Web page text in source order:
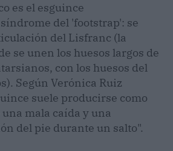
es el esguince
del 'footstrap': se
del Lisfranc (la
se unen los huesos largos de
con los huesos del
Según Verónica Ruiz
suele producirse como
mala caída y una
del pie durante un salto".